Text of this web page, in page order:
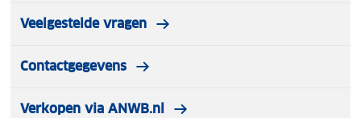
Veelgestelde vragen
Contactgegevens
Verkopen via ANWB.nl